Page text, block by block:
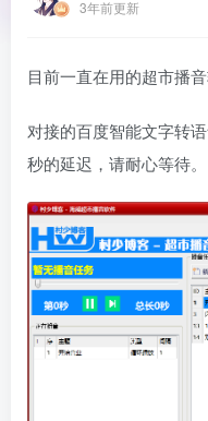
3年前更新
目前一直在用的超市播
对接的百度智能文字转
秒的延迟，请耐心等待。